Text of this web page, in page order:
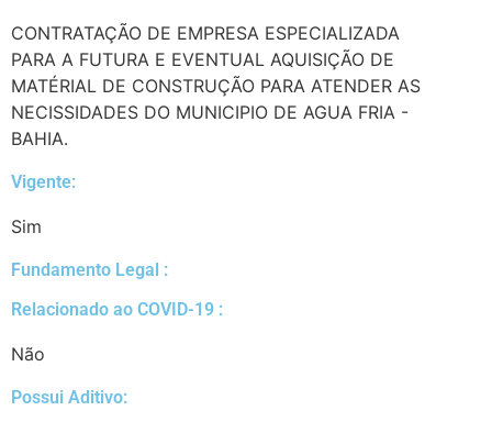
CONTRATAÇÃO DE EMPRESA ESPECIALIZADA
PARA A FUTURA E EVENTUAL AQUISIÇÃO DE
MATÉRIAL DE CONSTRUÇÃO PARA ATENDER AS
NECISSIDADES DO MUNICIPIO DE AGUA FRIA -
BAHIA.
Vigente:
Sim
Fundamento Legal :​
Relacionado ao COVID-19 :​
Não
Possui Aditivo:​